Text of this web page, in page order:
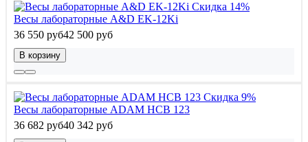
Скидка 14%
Весы лабораторные A&D EK-12Ki
36 550 руб42 500 руб
В корзину
Скидка 9%
Весы лабораторные ADAM HCB 123
36 682 руб40 342 руб